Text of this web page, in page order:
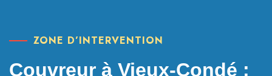
ZONE D’INTERVENTION
Couvreur à Vieux-Condé :